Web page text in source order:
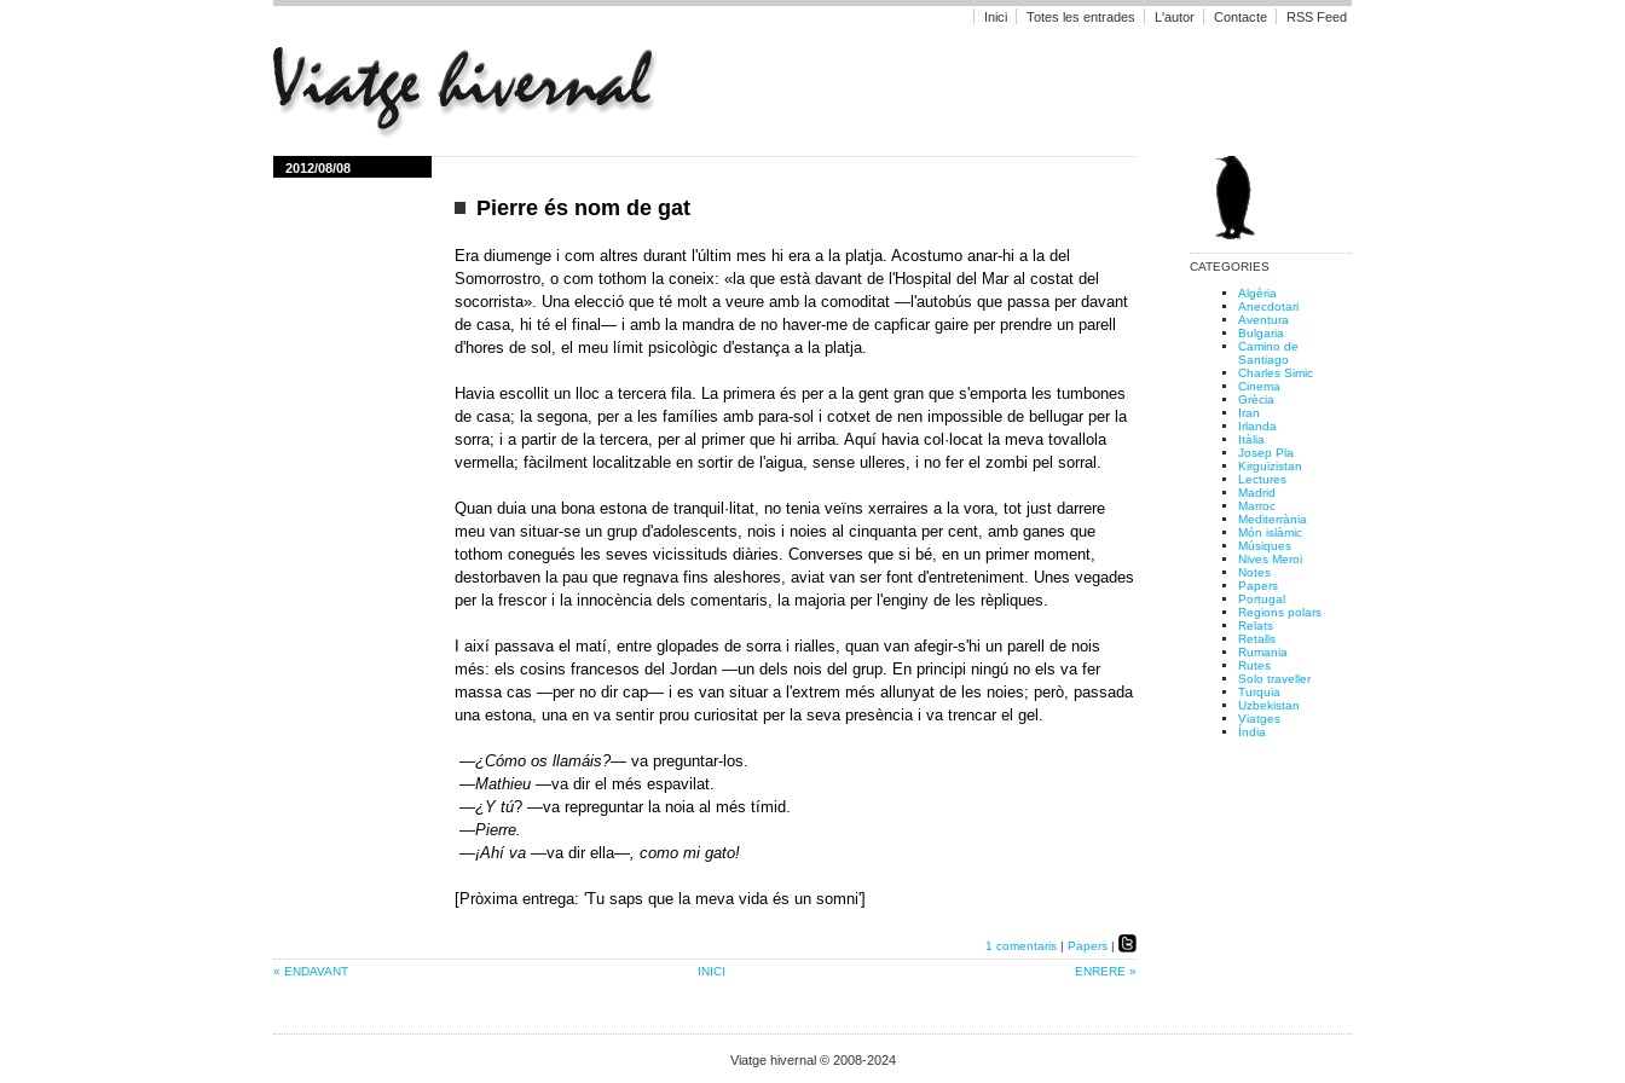
Inici Totes les entrades L'autor Contacte RSS Feed
2012/08/08
Pierre és nom de gat
Era diumenge i com altres durant l'últim mes hi era a la platja. Acostumo anar-hi a la del
Somorrostro, o com tothom la coneix: «la que està davant de l'Hospital del Mar al costat del
socorrista». Una elecció que té molt a veure amb la comoditat —l'autobús que passa per davant
de casa, hi té el final— i amb la mandra de no haver-me de capficar gaire per prendre un parell
d'hores de sol, el meu límit psicològic d'estança a la platja.
Havia escollit un lloc a tercera fila. La primera és per a la gent gran que s'emporta les tumbones
de casa; la segona, per a les famílies amb para-sol i cotxet de nen impossible de bellugar per la
sorra; i a partir de la tercera, per al primer que hi arriba. Aquí havia col·locat la meva tovallola
vermella; fàcilment localitzable en sortir de l'aigua, sense ulleres, i no fer el zombi pel sorral.
Quan duia una bona estona de tranquil·litat, no tenia veïns xerraires a la vora, tot just darrere
meu van situar-se un grup d'adolescents, nois i noies al cinquanta per cent, amb ganes que
tothom conegués les seves vicissituds diàries. Converses que si bé, en un primer moment,
destorbaven la pau que regnava fins aleshores, aviat van ser font d'entreteniment. Unes vegades
per la frescor i la innocència dels comentaris, la majoria per l'enginy de les rèpliques.
I així passava el matí, entre glopades de sorra i rialles, quan van afegir-s'hi un parell de nois
més: els cosins francesos del Jordan —un dels nois del grup. En principi ningú no els va fer
massa cas —per no dir cap— i es van situar a l'extrem més allunyat de les noies; però, passada
una estona, una en va sentir prou curiositat per la seva presència i va trencar el gel.
—¿Cómo os llamáis?— va preguntar-los.
—Mathieu —va dir el més espavilat.
—¿Y tú? —va repreguntar la noia al més tímid.
—Pierre.
—¡Ahí va —va dir ella—, como mi gato!
[Pròxima entrega: 'Tu saps que la meva vida és un somni']
1 comentaris | Papers |
« ENDAVANT
ENRERE »
INICI
CATEGORIES
Algèria
Anecdotari
Aventura
Bulgaria
Camino de
Santiago
Charles Simic
Cinema
Grècia
Iran
Irlanda
Itàlia
Josep Pla
Kirguizistan
Lectures
Madrid
Marroc
Mediterrània
Món islàmic
Músiques
Nives Meroi
Notes
Papers
Portugal
Regions polars
Relats
Retalls
Rumania
Rutes
Solo traveller
Turquia
Uzbekistan
Viatges
Índia
Viatge hivernal © 2008-2024